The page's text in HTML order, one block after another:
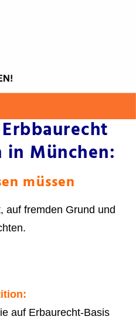
München:
müssen
auf fremden Grund und
auf Erbaurecht-Basis